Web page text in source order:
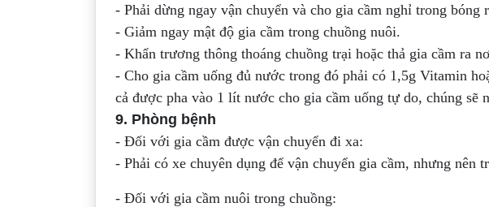
- Phải dừng ngay vận chuyển và cho gia cầm nghỉ trong bóng
- Giảm ngay mật độ gia cầm trong chuồng nuôi.
- Khẩn trương thông thoáng chuồng trại hoặc thả gia cầm ra
- Cho gia cầm uống đủ nước trong đó phải có 1,5g Vitamin
cả được pha vào 1 lít nước cho gia cầm uống tự do, chúng
9. Phòng bệnh
- Đối với gia cầm được vận chuyển đi xa:
- Phải có xe chuyên dụng để vận chuyển gia cầm, nhưng nên
- Đối với gia cầm nuôi trong chuồng: